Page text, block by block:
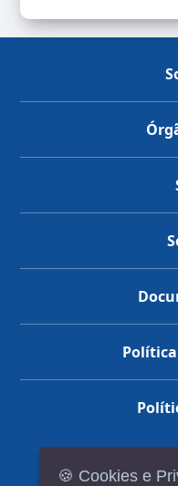
🍪 Cookies e